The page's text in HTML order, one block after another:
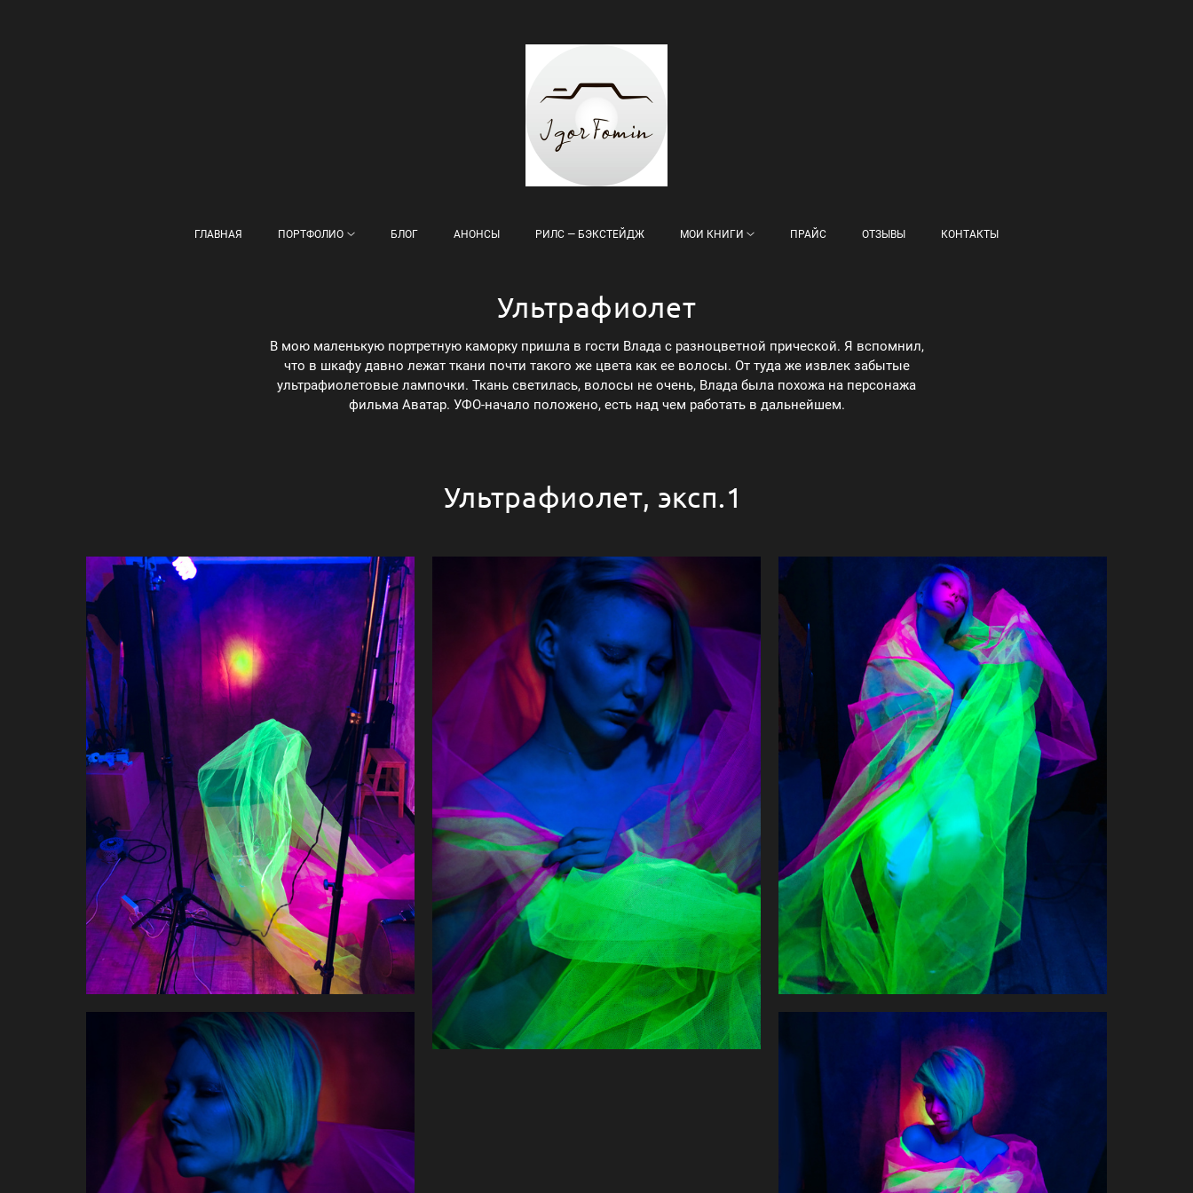
ГЛАВНАЯ ПОРТФОЛИО БЛОГ АНОНСЫ РИЛС — БЭКСТЕЙДЖ МОИ КНИГИ ПРАЙС ОТЗЫВЫ КОНТАКТЫ
Ультрафиолет
В мою маленькую портретную каморку пришла в гости Влада с разноцветной прической. Я вспомнил,
что в шкафу давно лежат ткани почти такого же цвета как ее волосы. От туда же извлек забытые
ультрафиолетовые лампочки. Ткань светилась, волосы не очень, Влада была похожа на персонажа
фильма Аватар. УФО-начало положено, есть над чем работать в дальнейшем.
Ультрафиолет, эксп.1